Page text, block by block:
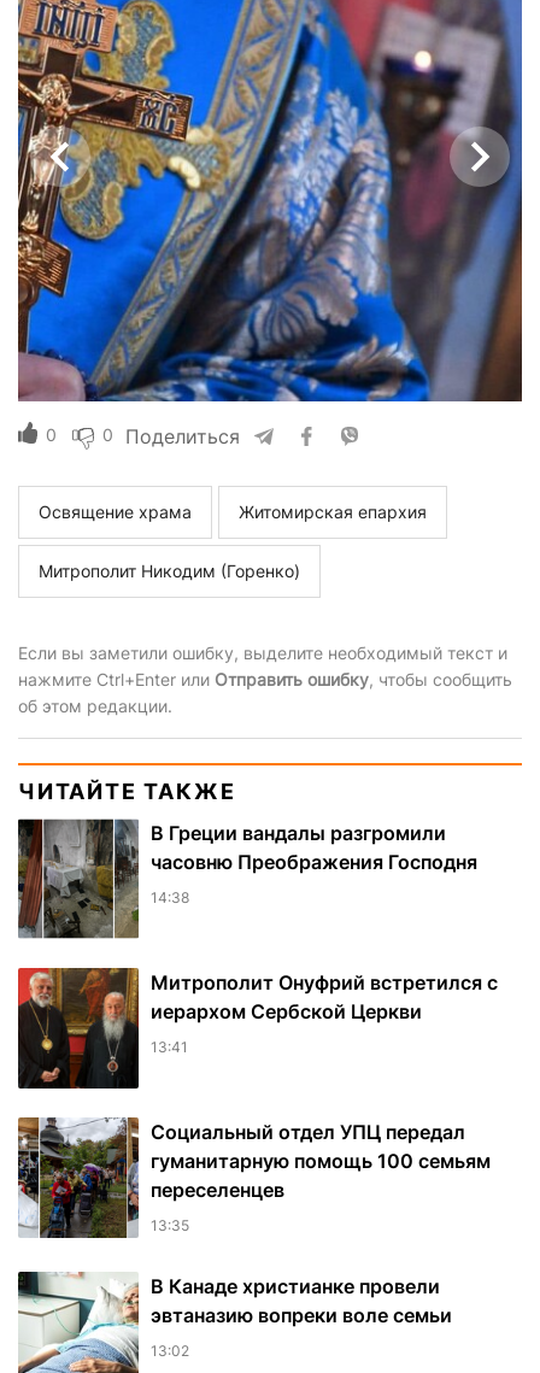
0 0 Поделиться
Освящение храма Житомирская епархия
Митрополит Никодим (Горенко)
Если вы заметили ошибку, выделите необходимый текст и
нажмите Ctrl+Enter или Отправить ошибку, чтобы сообщить
об этом редакции.
ЧИТАЙТЕ ТАКЖЕ
В Греции вандалы разгромили
часовню Преображения Господня
14:38
Митрополит Онуфрий встретился с
иерархом Сербской Церкви
13:41
Социальный отдел УПЦ передал
гуманитарную помощь 100 семьям
переселенцев
13:35
В Канаде христианке провели
эвтаназию вопреки воле семьи
13:02